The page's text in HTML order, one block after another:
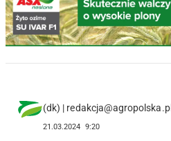
(dk) | redakcja@agropolska.pl
21.03.2024 9:20